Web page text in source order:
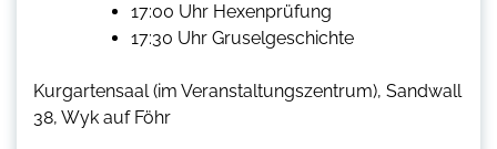
17:00 Uhr Hexenprüfung
17:30 Uhr Gruselgeschichte
Kurgartensaal (im Veranstaltungszentrum), Sandwall
38, Wyk auf Föhr